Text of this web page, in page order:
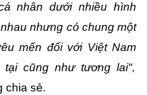
nhân dưới nhiều hình
nhưng có chung một
mến đối với Việt Nam
cũng như tương lai",
chia sẻ.